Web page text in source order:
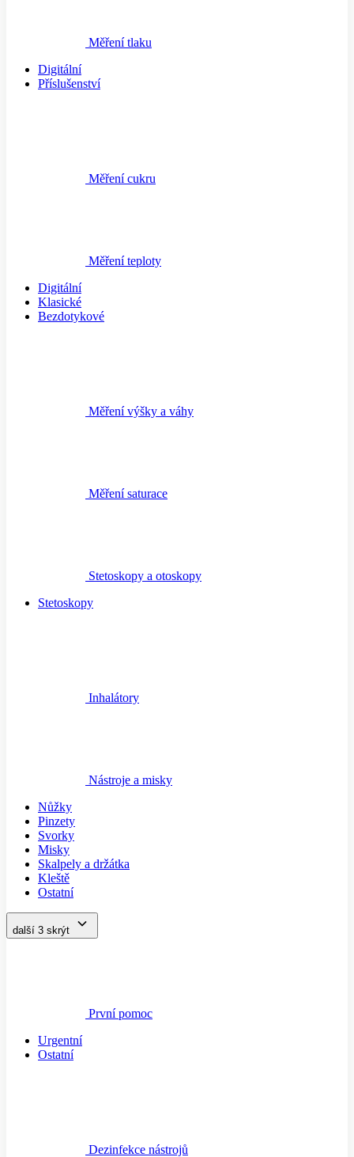
Měření tlaku
Digitální
Příslušenství
Měření cukru
Měření teploty
Digitální
Klasické
Bezdotykové
Měření výšky a váhy
Měření saturace
Stetoskopy a otoskopy
Stetoskopy
Inhalátory
Nástroje a misky
Nůžky
Pinzety
Svorky
Misky
Skalpely a držátka
Kleště
Ostatní
další 3 skrýt
První pomoc
Urgentní
Ostatní
Dezinfekce nástrojů